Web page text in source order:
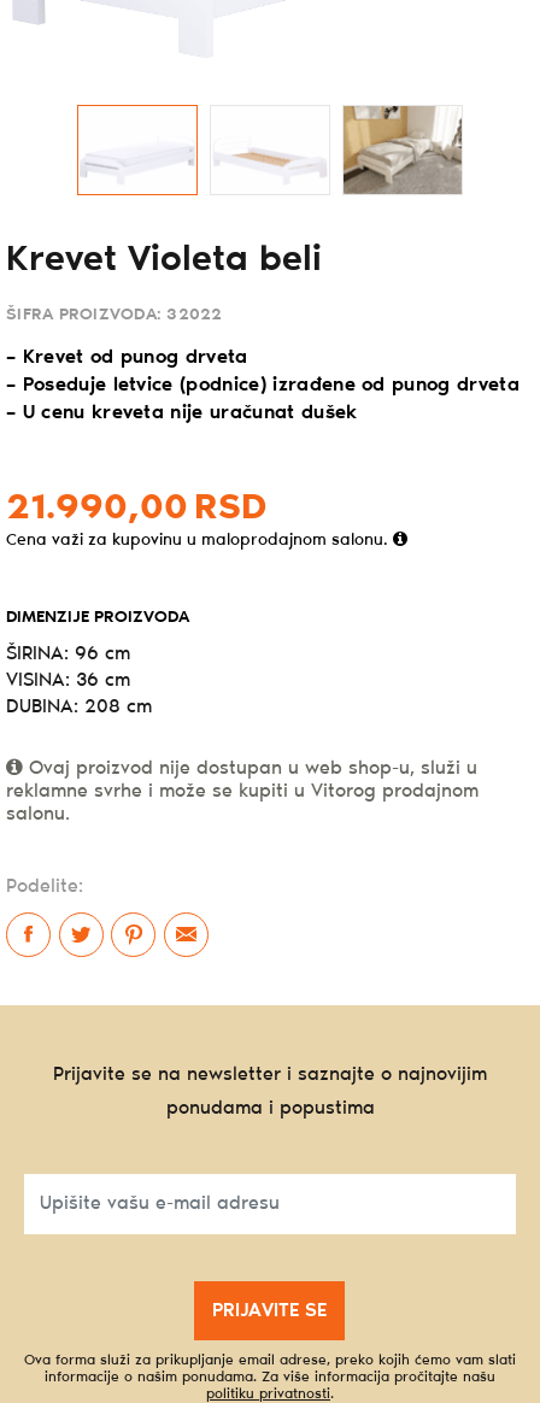
Krevet Violeta beli
ŠIFRA PROIZVODA: 32022
– Krevet od punog drveta
– Poseduje letvice (podnice) izrađene od punog drveta
– U cenu kreveta nije uračunat dušek
21.990,00 RSD
Cena važi za kupovinu u maloprodajnom salonu.
DIMENZIJE PROIZVODA
ŠIRINA: 96 cm
VISINA: 36 cm
DUBINA: 208 cm
Ovaj proizvod nije dostupan u web shop-u, služi u
reklamne svrhe i može se kupiti u Vitorog prodajnom
salonu.
Podelite:
Prijavite se na newsletter i saznajte o najnovijim
ponudama i popustima
PRIJAVITE SE
Ova forma služi za prikupljanje email adrese, preko kojih ćemo vam slati
informacije o našim ponudama. Za više informacija pročitajte našu
politiku privatnosti.